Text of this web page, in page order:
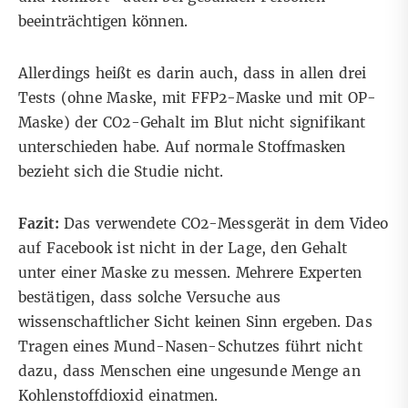
beeinträchtigen können.
Allerdings heißt es darin auch, dass in allen drei
Tests (ohne Maske, mit FFP2-Maske und mit OP-
Maske) der CO2-Gehalt im Blut nicht signifikant
unterschieden habe. Auf normale Stoffmasken
bezieht sich die Studie nicht.
Fazit: Das verwendete CO2-Messgerät in dem Video
auf Facebook ist nicht in der Lage, den Gehalt
unter einer Maske zu messen. Mehrere Experten
bestätigen, dass solche Versuche aus
wissenschaftlicher Sicht keinen Sinn ergeben. Das
Tragen eines Mund-Nasen-Schutzes führt nicht
dazu, dass Menschen eine ungesunde Menge an
Kohlenstoffdioxid einatmen.